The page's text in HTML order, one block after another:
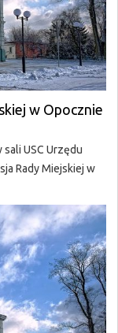
w Opocznie
USC Urzędu
Rady Miejskiej w